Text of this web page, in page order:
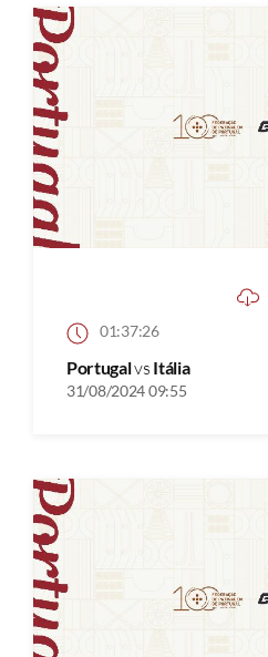
01:37:26
Portugalvs Itália
31/08/2024 09:55